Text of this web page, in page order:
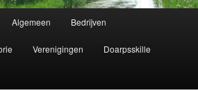
Algemeen Bedrijven
Verenigingen Doarpsskille